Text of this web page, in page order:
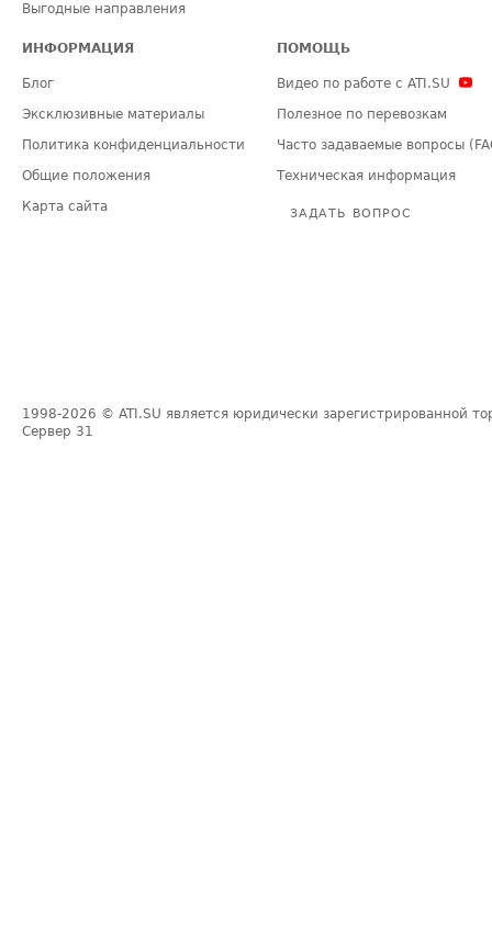
Выгодные направления
ИНФОРМАЦИЯ
Блог
Эксклюзивные материалы
Политика конфиденциальности
Общие положения
Карта сайта
ПОМОЩЬ
Видео по работе с ATI.SU
Полезное по перевозкам
Часто задаваемые вопросы
Техническая информация
ЗАДАТЬ ВОПРОС
1998-2026 © ATI.SU является юридически зарегистрированной
Сервер 31